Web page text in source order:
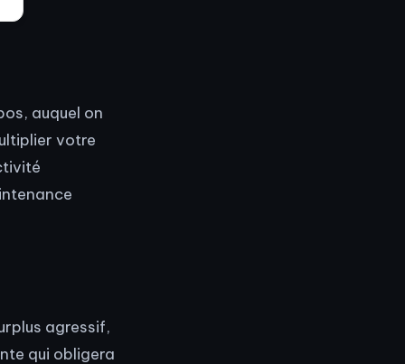
auquel on
votre
agressif,
qui obligera